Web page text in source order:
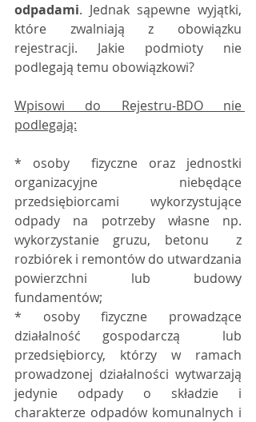
odpadami. Jednak sąpewne wyjątki,
które zwalniają z obowiązku
rejestracji. Jakie podmioty nie
podlegają temu obowiązkowi?
Wpisowi do Rejestru-BDO nie
podlegają:
* osoby  fizyczne oraz jednostki
organizacyjne niebędące
przedsiębiorcami  wykorzystujące
odpady na potrzeby własne np.
wykorzystanie gruzu, betonu  z
rozbiórek i remontów do utwardzania
powierzchni lub budowy
fundamentów;
* osoby fizyczne prowadzące
działalność gospodarczą  lub
przedsiębiorcy, którzy w ramach
prowadzonej działalności wytwarzają
jedynie odpady o składzie i
charakterze odpadów komunalnych i